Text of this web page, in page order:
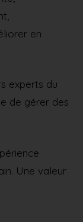
en
experts du
de gérer des
Une valeur